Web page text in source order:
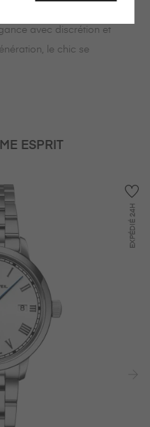
avec discrétion et
le chic se
ESPRIT
EXPÉDIÉ
24H